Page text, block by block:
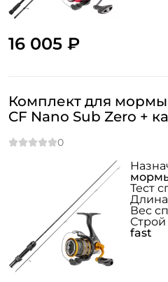
16 005 ₽
Комплект для
CF Nano Sub Zero +
Тест
Вес
fast